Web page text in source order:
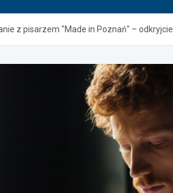
z pisarzem "Made in Poznań" – odkryjcie